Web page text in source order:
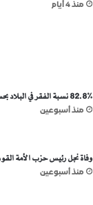
منذ 4 أيام
82.8% نسبة الفقر في البلاد بحسب احصاء رسمي
منذ أسبوعين
وفاة نجل رئيس حزب الأمة
منذ أسبوعين